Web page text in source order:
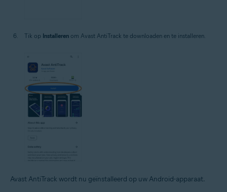
Tik op Installeren om Avast AntiTrack te downloaden en te installeren.
Avast AntiTrack wordt nu geïnstalleerd op uw Android-apparaat.